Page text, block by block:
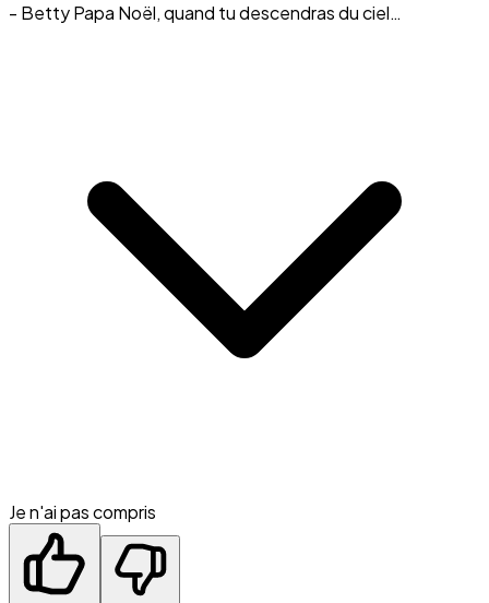
- Betty Papa Noël, quand tu descendras du ciel…
Je n'ai pas compris